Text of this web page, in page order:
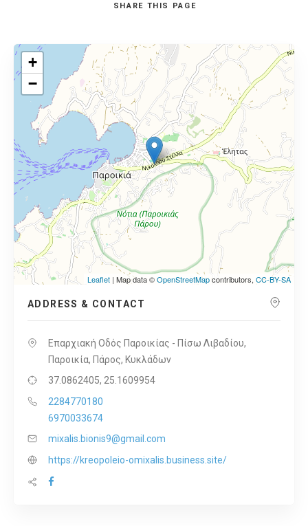
SHARE THIS PAGE
+
−
Leaflet | Map data ©OpenStreetMapcontributors, CC-BY-SA
ADDRESS & CONTACT
Επαρχιακή Οδός Παροικίας - Πίσω Λιβαδίου,
Παροικία, Πάρος, Κυκλάδων
37.0862405, 25.1609954
2284770180
6970033674
mixalis.bionis9@gmail.com
https://kreopoleio-omixalis.business.site/